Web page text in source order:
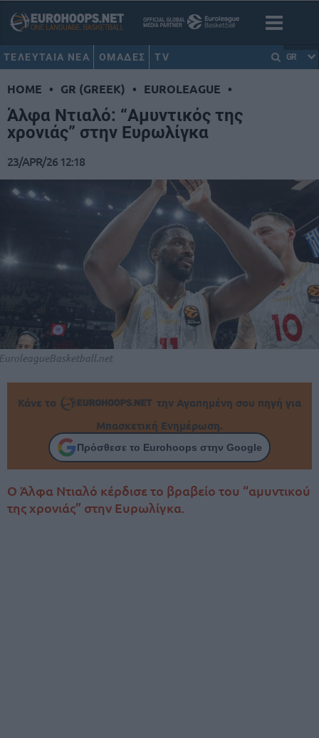
ΤΕΛΕΥΤΑΙΑ ΝΕΑ ΟΜΑΔΕΣ TV GR
HOME • GR (GREEK) • EUROLEAGUE •
Άλφα Ντιαλό: “Αμυντικός της
χρονιάς” στην Ευρωλίγκα
23/APR/26 12:18
Κάνε το
την Αγαπημένη σου πηγή για
Μπασκετική Ενημέρωση.
Πρόσθεσε το Eurohoops στην Google
Ο Άλφα Ντιαλό κέρδισε το βραβείο του “αμυντικού
της χρονιάς” στην Ευρωλίγκα.